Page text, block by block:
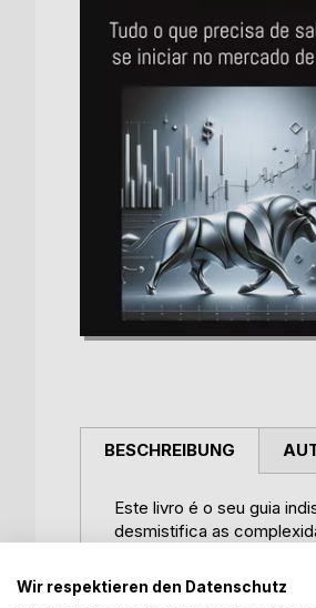
BESCHREIBUNG
Este livro é o seu guia
desmistifica as
do trading com
principais instrumentos
de riscos, este livro
Wir respektieren den Datenschutz